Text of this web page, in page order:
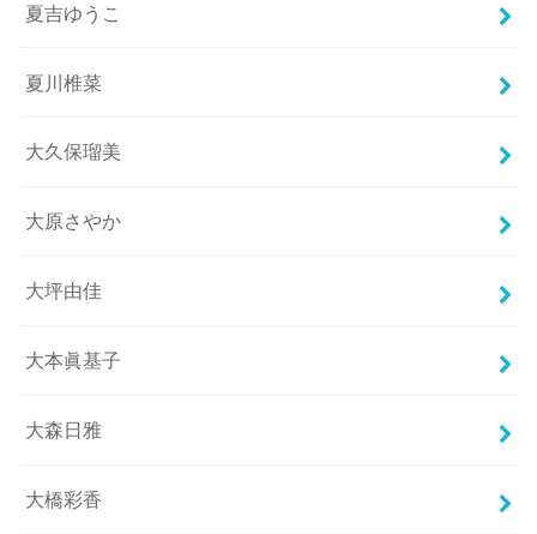
夏吉ゆうこ
夏川椎菜
大久保瑠美
大原さやか
大坪由佳
大本眞基子
大森日雅
大橋彩香